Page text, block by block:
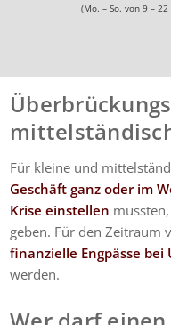
(Mo. – So. von 9 –
Für kleine und
Geschäft ganz oder im
Krise einstellen
geben. Für den Zeitraum
finanzielle Engpässe
werden.